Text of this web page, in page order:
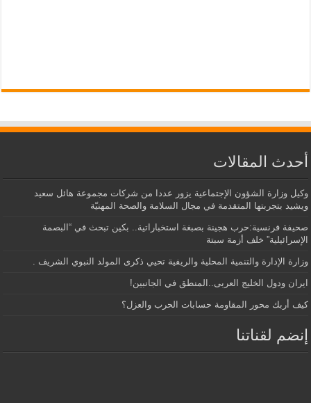
أحدث المقالات
وكيل وزارة الشؤون الإجتماعية يزور عددا من شركات مجموعة هائل سعيد
ويشيد بتجربتها المتقدمة في مجال السلامة والصحة المهنيّة
صحيفة فرنسية:حرب هجينة بصبغة استخباراتية.. بكين تبحث في “البصمة
الإسرائيلية” خلف أزمة سبتة
وزارة الإدارة والتنمية المحلية والريفية تحيي ذكرى المولد النبوي الشريف .
ايران ودول الخليج العربى..المنطق في الجانبين!
كيف أربك محور المقاومة حسابات الحرب والعزل؟
إنضم لقناتنا